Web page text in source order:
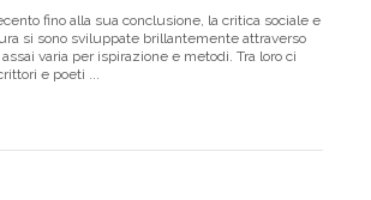
fino alla sua conclusione, la critica sociale e
si sono sviluppate brillantemente attraverso
varia per ispirazione e metodi. Tra loro ci
e poeti ...